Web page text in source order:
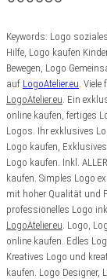
Keywords: Logo
Hilfe, Logo kaufen
Bewegen, Logo
auf LogoAtelier.eu.
LogoAtelier.eu. Ein
online kaufen, fertiges
Logos. Ihr exklusives
Logo kaufen,
Logo kaufen. Inkl.
kaufen. Simples Logo
mit hoher Qualität und
professionelles Logo
LogoAtelier.eu. Logo,
online kaufen. Edles
Kreatives Logo und
kaufen. Logo Designer,